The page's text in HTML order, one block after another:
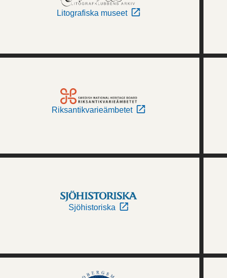
Litografiska museet
Riksantikvarieämbetet
Sjöhistoriska